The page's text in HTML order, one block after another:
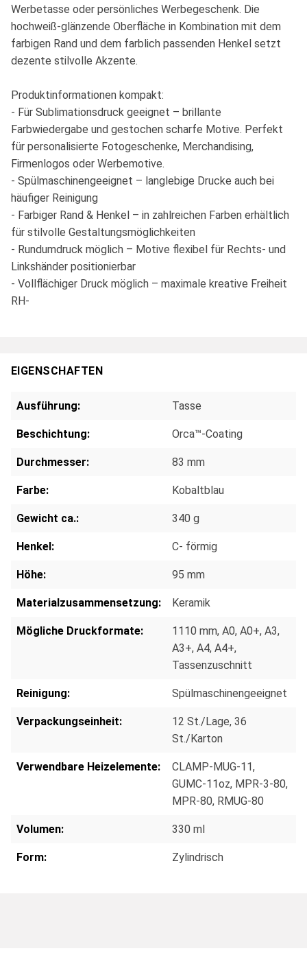
Werbetasse oder persönliches Werbegeschenk. Die
hochweiß-glänzende Oberfläche in Kombination mit dem
farbigen Rand und dem farblich passenden Henkel setzt
dezente stilvolle Akzente.
Produktinformationen kompakt:
- Für Sublimationsdruck geeignet – brillante
Farbwiedergabe und gestochen scharfe Motive. Perfekt
für personalisierte Fotogeschenke, Merchandising,
Firmenlogos oder Werbemotive.
- Spülmaschinengeeignet – langlebige Drucke auch bei
häufiger Reinigung
- Farbiger Rand & Henkel – in zahlreichen Farben erhältlich
für stilvolle Gestaltungsmöglichkeiten
- Rundumdruck möglich – Motive flexibel für Rechts- und
Linkshänder positionierbar
- Vollflächiger Druck möglich – maximale kreative Freiheit
RH-
EIGENSCHAFTEN
Ausführung: Tasse
Beschichtung: Orca™-Coating
Durchmesser: 83 mm
Farbe: Kobaltblau
Gewicht ca.: 340 g
Henkel: C- förmig
Höhe: 95 mm
Materialzusammensetzung: Keramik
Mögliche Druckformate: 1110 mm, A0, A0+, A3,
A3+, A4, A4+,
Tassenzuschnitt
Reinigung: Spülmaschinengeeignet
Verpackungseinheit: 12 St./Lage, 36
St./Karton
Verwendbare Heizelemente: CLAMP-MUG-11,
GUMC-11oz, MPR-3-80,
MPR-80, RMUG-80
Volumen: 330 ml
Form: Zylindrisch